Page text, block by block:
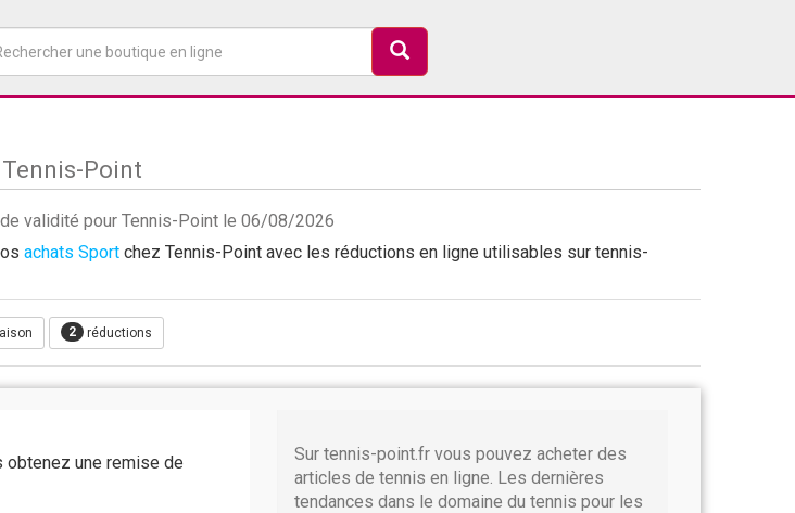
Point
validité pour Tennis-Point le 06/08/2026
achats Sport chez Tennis-Point avec les réductions en ligne utilisables sur tennis-
2 réductions
obtenez une remise de
Sur tennis-point.fr vous pouvez acheter des
articles de tennis en ligne. Les dernières
tendances dans le domaine du tennis pour les